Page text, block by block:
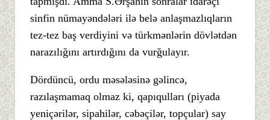
sinfin nümayəndələri ilə belə anlaşmazlıqların
tez-tez baş verdiyini və türkmənlərin dövlətdən
narazılığını artırdığını da vurğulayır.
Dördüncü, ordu məsələsinə gəlincə,
razılaşmamaq olmaz ki, qapıqulları (piyada
yeniçərilər, sipahilər, cəbəçilər, topçular) say